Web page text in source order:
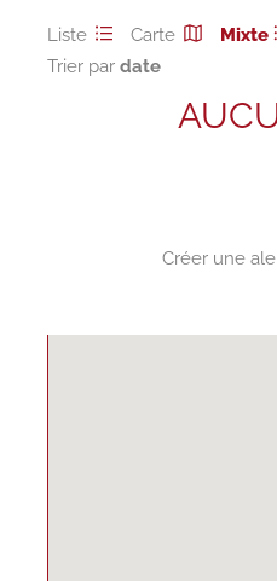
Liste Carte
Mixte
Trier par
Créer une